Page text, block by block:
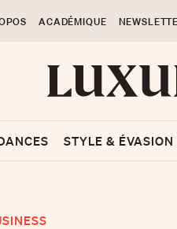
ACADÉMIQUE
STYLE & ÉVASION